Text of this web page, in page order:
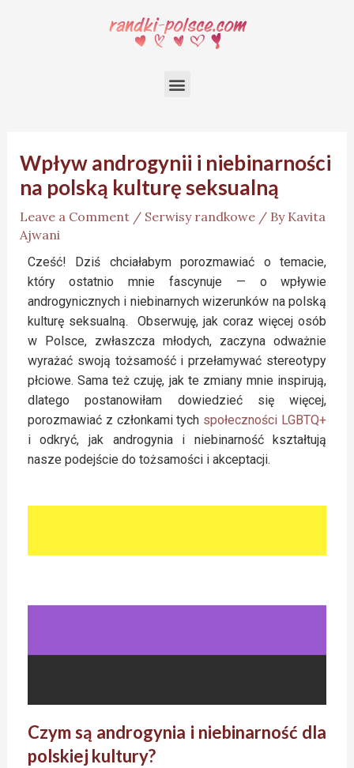
Wpływ androgynii i niebinarności
na polską kulturę seksualną
Leave a Comment / Serwisy randkowe/ By Kavita
Ajwani
Cześć! Dziś chciałabym porozmawiać o temacie,
który ostatnio mnie fascynuje — o wpływie
androgynicznych i niebinarnych wizerunków na polską
kulturę seksualną. Obserwuję, jak coraz więcej osób
w Polsce, zwłaszcza młodych, zaczyna odważnie
wyrażać swoją tożsamość i przełamywać stereotypy
płciowe. Sama też czuję, jak te zmiany mnie inspirują,
dlatego postanowiłam dowiedzieć się więcej,
porozmawiać z członkami tych społeczności LGBTQ+
i odkryć, jak androgynia i niebinarność kształtują
nasze podejście do tożsamości i akceptacji.
Czym są androgynia i niebinarność dla
polskiej kultury?